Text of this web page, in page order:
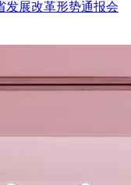
发展改革形势通报会